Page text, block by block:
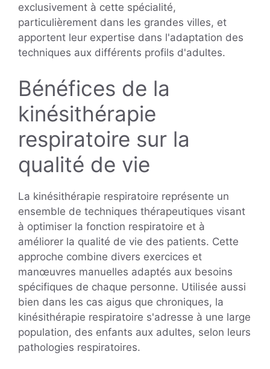
exclusivement à cette spécialité,
particulièrement dans les grandes villes, et
apportent leur expertise dans l'adaptation des
techniques aux différents profils d'adultes.
Bénéfices de la
kinésithérapie
respiratoire sur la
qualité de vie
La kinésithérapie respiratoire représente un
ensemble de techniques thérapeutiques visant
à optimiser la fonction respiratoire et à
améliorer la qualité de vie des patients. Cette
approche combine divers exercices et
manœuvres manuelles adaptés aux besoins
spécifiques de chaque personne. Utilisée aussi
bien dans les cas aigus que chroniques, la
kinésithérapie respiratoire s'adresse à une large
population, des enfants aux adultes, selon leurs
pathologies respiratoires.